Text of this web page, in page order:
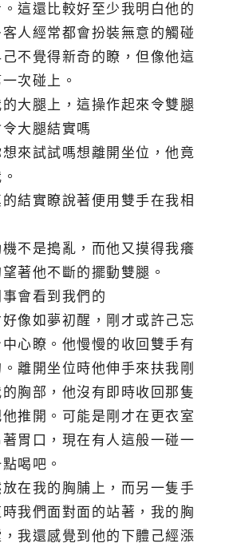
這還比較好至少我明白他的
人經常都會扮裝無意的觸碰
不覺得新奇的瞭，但像他這
次碰上。
大腿上，這操作起來令雙腿
大腿結實嗎
來試試嗎想離開坐位，他竟
結實瞭說著便用雙手在我相
不是搗亂，而他又摸得我癢
著他不斷的擺動雙腿。
會看到我們的
像如夢初醒，剛才或許己忘
心瞭。他慢慢的收回雙手有
離開坐位時他伸手來扶我剛
胸部，他沒有即時收回那隻
推開。可能是剛才在更衣室
胃口，現在有人這般一碰一
喝吧。
在我的胸脯上，而另一隻手
我們面對面的站著，我的胸
我還感覺到他的下體己經漲